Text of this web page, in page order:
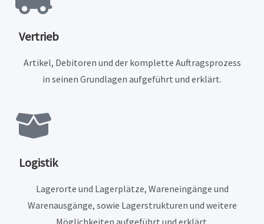
Vertrieb
Artikel, Debitoren und der komplette Auftragsprozess
in seinen Grundlagen aufgeführt und erklärt.
Logistik
Lagerorte und Lagerplätze, Wareneingänge und
Warenausgänge, sowie Lagerstrukturen und weitere